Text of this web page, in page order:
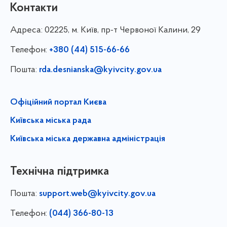
Контакти
Адреса: 02225, м. Київ, пр-т Червоної Калини, 29
Телефон: +380 (44) 515-66-66
Пошта: rda.desnianska@kyivcity.gov.ua
Офіційний портал Києва
Київська міська рада
Київська міська державна адміністрація
Технічна підтримка
Пошта: support.web@kyivcity.gov.ua
Телефон: (044) 366-80-13